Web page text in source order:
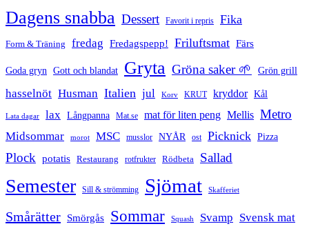
Dagens snabba Dessert Favorit i repris Fika
Form & Träning fredag Fredagspepp! Friluftsmat Färs
Goda gryn Gott och blandat Gryta Gröna saker 🌱 Grön grill
hasselnöt Husman Italien jul Korv KRUT kryddor Kål
Lata dagar lax Långpanna Mat.se mat för liten peng Mellis Metro
Midsommar morot MSC musslor NYÅR ost Picknick Pizza
Plock potatis Restaurang rotfrukter Rödbeta Sallad
Semester Sill & strömming Sjömat Skafferiet
Smårätter Smörgås Sommar Squash Svamp Svensk mat